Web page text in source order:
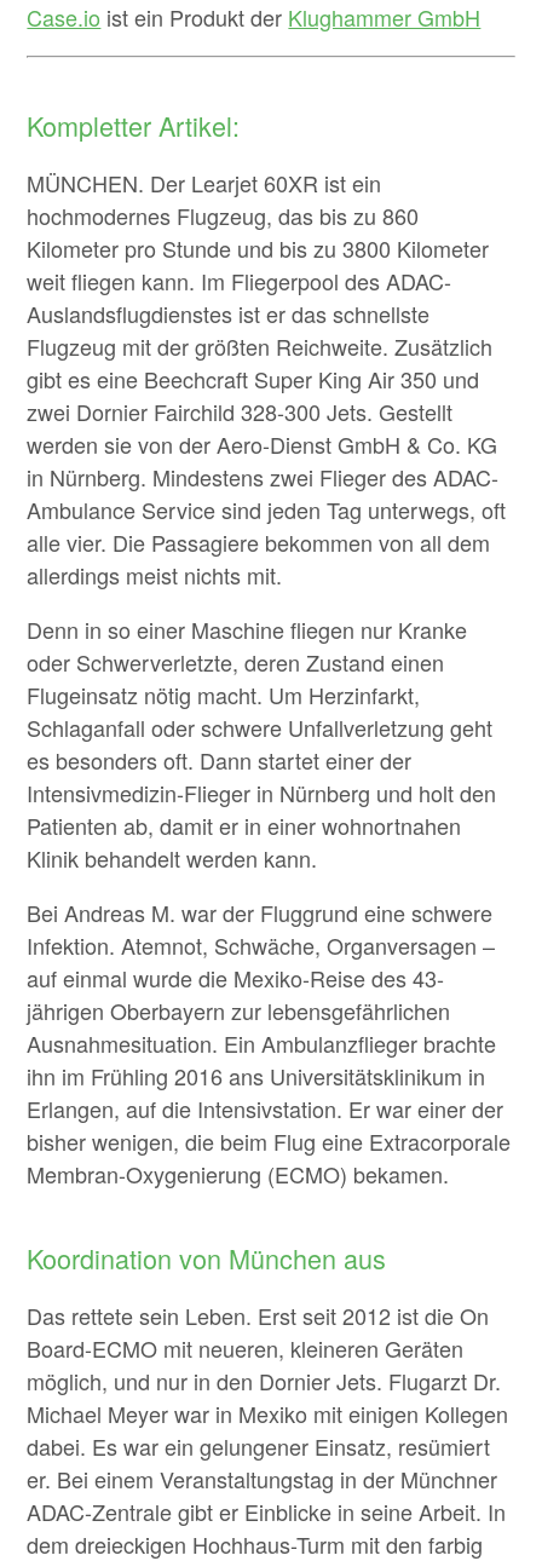
Case.io ist ein Produkt der Klughammer GmbH
Kompletter Artikel:
MÜNCHEN. Der Learjet 60XR ist ein
hochmodernes Flugzeug, das bis zu 860
Kilometer pro Stunde und bis zu 3800 Kilometer
weit fliegen kann. Im Fliegerpool des ADAC-
Auslandsflugdienstes ist er das schnellste
Flugzeug mit der größten Reichweite. Zusätzlich
gibt es eine Beechcraft Super King Air 350 und
zwei Dornier Fairchild 328-300 Jets. Gestellt
werden sie von der Aero-Dienst GmbH & Co. KG
in Nürnberg. Mindestens zwei Flieger des ADAC-
Ambulance Service sind jeden Tag unterwegs, oft
alle vier. Die Passagiere bekommen von all dem
allerdings meist nichts mit.
Denn in so einer Maschine fliegen nur Kranke
oder Schwerverletzte, deren Zustand einen
Flugeinsatz nötig macht. Um Herzinfarkt,
Schlaganfall oder schwere Unfallverletzung geht
es besonders oft. Dann startet einer der
Intensivmedizin-Flieger in Nürnberg und holt den
Patienten ab, damit er in einer wohnortnahen
Klinik behandelt werden kann.
Bei Andreas M. war der Fluggrund eine schwere
Infektion. Atemnot, Schwäche, Organversagen –
auf einmal wurde die Mexiko-Reise des 43-
jährigen Oberbayern zur lebensgefährlichen
Ausnahmesituation. Ein Ambulanzflieger brachte
ihn im Frühling 2016 ans Universitätsklinikum in
Erlangen, auf die Intensivstation. Er war einer der
bisher wenigen, die beim Flug eine Extracorporale
Membran-Oxygenierung (ECMO) bekamen.
Koordination von München aus
Das rettete sein Leben. Erst seit 2012 ist die On
Board-ECMO mit neueren, kleineren Geräten
möglich, und nur in den Dornier Jets. Flugarzt Dr.
Michael Meyer war in Mexiko mit einigen Kollegen
dabei. Es war ein gelungener Einsatz, resümiert
er. Bei einem Veranstaltungstag in der Münchner
ADAC-Zentrale gibt er Einblicke in seine Arbeit. In
dem dreieckigen Hochhaus-Turm mit den farbig